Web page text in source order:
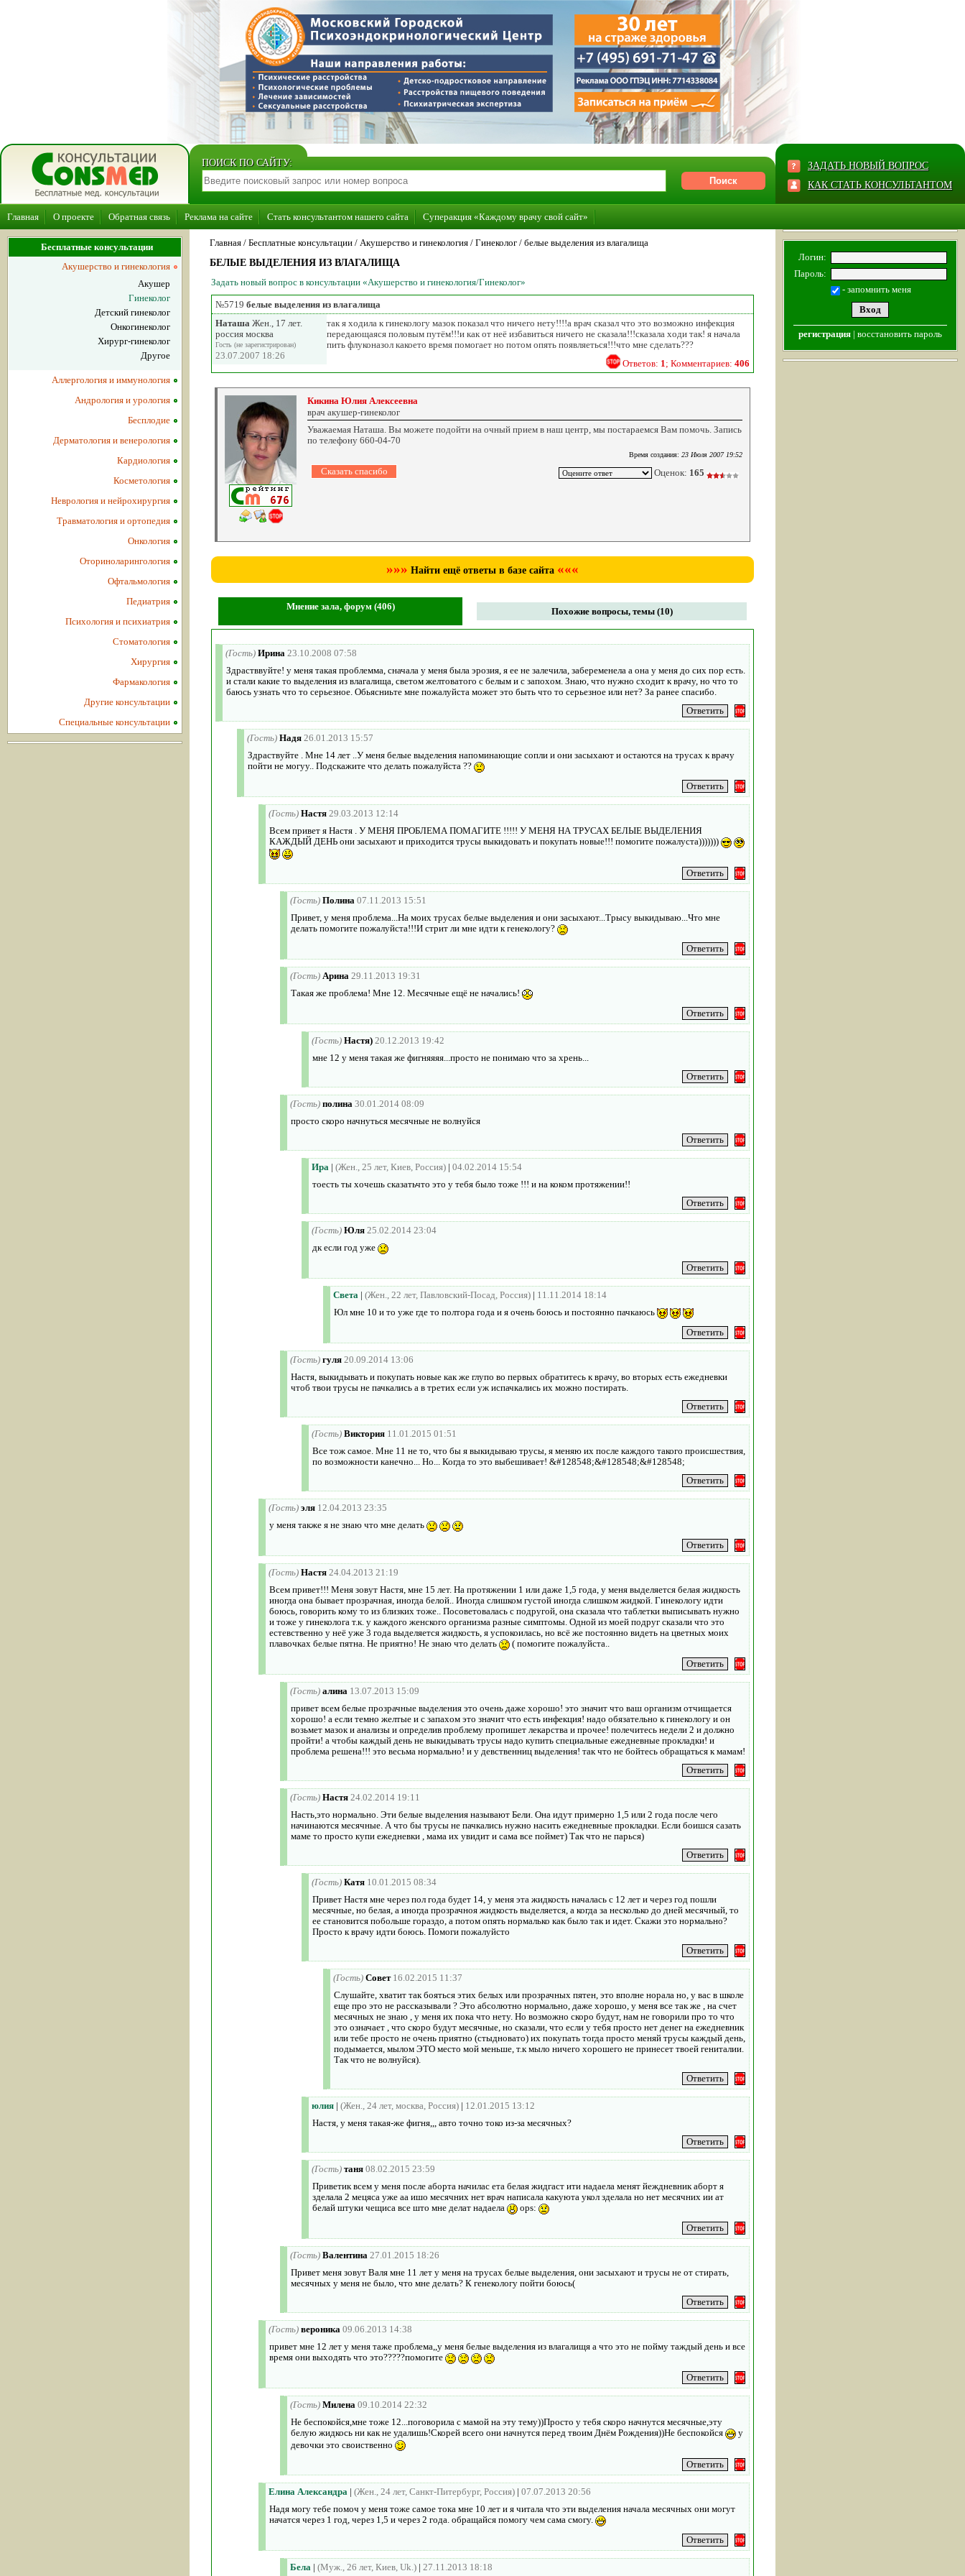
ПОИСК ПО САЙТУ:
ЗАДАТЬ НОВЫЙ ВОПРОС
КАК СТАТЬ КОНСУЛЬТАНТОМ
Главная О проекте Обратная связь Реклама на сайте Стать консультантом нашего сайта Суперакция «Каждому врачу свой сайт»
Главная / Бесплатные консультации / Акушерство и гинекология / Гинеколог / белые выделения из влагалища
БЕЛЫЕ ВЫДЕЛЕНИЯ ИЗ ВЛАГАЛИЩА
Задать новый вопрос в консультации «Акушерство и гинекология/Гинеколог»
№5719 белые выделения из влагалища
Наташа Жен., 17 лет.
россия москва
Гость (не зарегистрирован)
23.07.2007 18:26
так я ходила к гинекологу мазок показал что ничего нету!!!!а врач сказал что это возможно инфекция
передающаяся половым путём!!!и как от неё избавиться ничего не сказала!!!сказала ходи так! я начала
пить флуконазол какоето время помогает но потом опять появляеться!!!что мне сделать???
Ответов: 1; Комментариев: 406
Кикина Юлия Алексеевна
врач акушер-гинеколог
Уважаемая Наташа. Вы можете подойти на очный прием в наш центр, мы постараемся Вам помочь. Запись
по телефону 660-04-70
Время создания: 23 Июля 2007 19:52
Оценок: 165
»»» Найти ещё ответы в базе сайта «««
Мнение зала, форум (406) Похожие вопросы, темы (10)
(Гость) Ирина 23.10.2008 07:58
Здрастввуйте! у меня такая проблемма, сначала у меня была эрозия, я ее не залечила, забеременела а она у меня до сих пор есть.
и стали какие то выделения из влагалища, светом желтоватого с белым и с запохом. Знаю, что нужно сходит к врачу, но что то
баюсь узнать что то серьезное. Обьясниьте мне пожалуйста может это быть что то серьезное или нет? За ранее спасибо.
(Гость) Надя 26.01.2013 15:57
Здраствуйте . Мне 14 лет ..У меня белые выделения напоминающие сопли и они засыхают и остаются на трусах к врачу
пойти не могуу.. Подскажите что делать пожалуйста ??
(Гость) Настя 29.03.2013 12:14
Всем привет я Настя . У МЕНЯ ПРОБЛЕМА ПОМАГИТЕ !!!!! У МЕНЯ НА ТРУСАХ БЕЛЫЕ ВЫДЕЛЕНИЯ
КАЖДЫЙ ДЕНЬ они засыхают и приходится трусы выкидовать и покупать новые!!! помогите пожалуста)))))))
(Гость) Полина 07.11.2013 15:51
Привет, у меня проблема...На моих трусах белые выделения и они засыхают...Трысу выкидываю...Что мне
делать помогите пожалуйста!!!И стрит ли мне идти к генекологу?
(Гость) Арина 29.11.2013 19:31
Такая же проблема! Мне 12. Месячные ещё не начались!
(Гость) Настя) 20.12.2013 19:42
мне 12 у меня такая же фигняяяя...просто не понимаю что за хрень...
(Гость) полина 30.01.2014 08:09
просто скоро начнуться месячные не волнуйся
Ира | (Жен., 25 лет, Киев, Россия) | 04.02.2014 15:54
тоесть ты хочешь сказатьчто это у тебя было тоже !!! и на коком протяжении!!
(Гость) Юля 25.02.2014 23:04
дк если год уже
Света | (Жен., 22 лет, Павловский-Посад, Россия) | 11.11.2014 18:14
Юл мне 10 и то уже где то полтора года и я очень боюсь и постоянно пачкаюсь
(Гость) гуля 20.09.2014 13:06
Настя, выкидывать и покупать новые как же глупо во первых обратитесь к врачу, во вторых есть ежедневки
чтоб твои трусы не пачкались а в третих если уж испачкались их можно постирать.
(Гость) Виктория 11.01.2015 01:51
Все тож самое. Мне 11 не то, что бы я выкидываю трусы, я меняю их после каждого такого происшествия,
по возможности канечно... Но... Когда то это выбешивает! &#128548;&#128548;&#128548;
(Гость) эля 12.04.2013 23:35
у меня также я не знаю что мне делать
(Гость) Настя 24.04.2013 21:19
Всем привет!!! Меня зовут Настя, мне 15 лет. На протяжении 1 или даже 1,5 года, у меня выделяется белая жидкость
иногда она бывает прозрачная, иногда белой.. Иногда слишком густой иногда слишком жидкой. Гинекологу идти
боюсь, говорить кому то из близких тоже.. Посоветовалась с подругой, она сказала что таблетки выписывать нужно
и тоже у гинеколога т.к. у каждого женского организма разные симптомы. Одной из моей подруг сказали что это
естевственно у неё уже 3 года выделяется жидкость, я успокоилась, но всё же постоянно видеть на цветных моих
плавочках белые пятна. Не приятно! Не знаю что делать
( помогите пожалуйста..
(Гость) алина 13.07.2013 15:09
привет всем белые прозрачные выделения это очень даже хорошо! это значит что ваш организм отчищается
хорошо! а если темно желтые и с запахом это значит что есть инфекция! надо обязательно к гинекологу и он
возьмет мазок и анализы и определив проблему пропишет лекарства и прочее! полечитесь недели 2 и должно
пройти! а чтобы каждый день не выкидывать трусы надо купить специальные ежедневные прокладки! и
проблема решена!!! это весьма нормально! и у девственниц выделения! так что не бойтесь обращаться к мамам!
(Гость) Настя 24.02.2014 19:11
Насть,это нормально. Эти белые выделения называют Бели. Она идут примерно 1,5 или 2 года после чего
начинаются месячные. А что бы трусы не пачкались нужно насить ежедневные прокладки. Если боишся сазать
маме то просто купи ежедневки , мама их увидит и сама все поймет) Так что не парься)
(Гость) Катя 10.01.2015 08:34
Привет Настя мне через пол года будет 14, у меня эта жидкость началась с 12 лет и через год пошли
месячные, но белая, а иногда прозрачноя жидкость выделяется, а когда за несколько до дней месячный, то
ее становится побольше гораздо, а потом опять нормалько как было так и идет. Скажи это нормально?
Просто к врачу идти боюсь. Помоги пожалуйсто
(Гость) Совет 16.02.2015 11:37
Слушайте, хватит так бояться этих белых или прозрачных пятен, это вполне норала но, у вас в школе
еще про это не рассказывали ? Это абсолютно нормально, даже хорошо, у меня все так же , на счет
месячных не знаю , у меня их пока что нету. Но возможно скоро будут, нам не говорили про то что
это означает , что скоро будут месячные, но сказали, что если у тебя просто нет денег на ежедневник
или тебе просто не очень приятно (стыдновато) их покупать тогда просто меняй трусы каждый день,
подымается, мылом ЭТО место мой меньше, т.к мыло ничего хорошего не принесет твоей гениталии.
Так что не волнуйся).
юлия | (Жен., 24 лет, москва, Россия) | 12.01.2015 13:12
Настя, у меня такая-же фигня,,, авто точно токо из-за месячных?
(Гость) таня 08.02.2015 23:59
Приветик всем у меня после аборта начилас ета белая жидгаст ити надаела менят йеждневник аборт я
зделала 2 мецяса уже аа ишо месячних нет врач написала какуюта укол зделала но нет месячних ии ат
белай штуки чещиса все што мне делат надаела
ops:
(Гость) Валентина 27.01.2015 18:26
Привет меня зовут Валя мне 11 лет у меня на трусах белые выделения, они засыхают и трусы не от стирать,
месячных у меня не было, что мне делать? К генекологу пойти боюсь(
(Гость) вероника 09.06.2013 14:38
привет мне 12 лет у меня таже проблема,,у меня белые выделения из влагалищя а что это не пойму таждый день и все
время они выходять что это?????помогите
(Гость) Милена 09.10.2014 22:32
Не беспокойся,мне тоже 12...поговорила с мамой на эту тему))Просто у тебя скоро начнутся месячные,эту
белую жидкось ни как не удалишь!Скорей всего они начнутся перед твоим Днём Рождения))Не беспокойся
у
девочки это своиственно
Елина Александра | (Жен., 24 лет, Санкт-Питербург, Россия) | 07.07.2013 20:56
Надя могу тебе помоч у меня тоже самое тока мне 10 лет и я читала что эти выделения начала месячных они могут
начатся через 1 год, через 1,5 и через 2 года. обращайся помогу чем сама смогу.
Бела | (Муж., 26 лет, Киев, Uk.) | 27.11.2013 18:18
Бесплатные консультации
Акушерство и гинекология
Акушер
Гинеколог
Детский гинеколог
Онкогинеколог
Хирург-гинеколог
Другое
Аллергология и иммунология
Андрология и урология
Бесплодие
Дерматология и венерология
Кардиология
Косметология
Неврология и нейрохирургия
Травматология и ортопедия
Онкология
Оториноларингология
Офтальмология
Педиатрия
Психология и психиатрия
Стоматология
Хирургия
Фармакология
Другие консультации
Специальные консультации
Логин:
Пароль:
- запомнить меня
регистрация | восстановить пароль